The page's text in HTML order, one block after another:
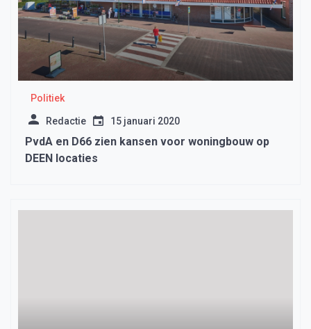
Politiek
Redactie 15 januari 2020
PvdA en D66 zien kansen voor woningbouw op
DEEN locaties